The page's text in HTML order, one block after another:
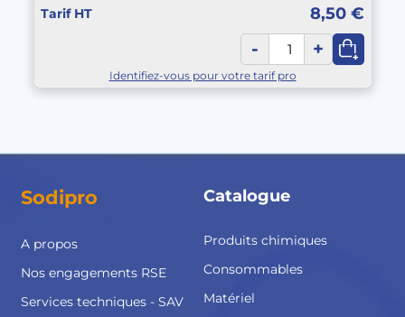
Tarif HT 8,50 €
- +
Identifiez-vous pour votre tarif pro
Sodipro
A propos
Nos engagements RSE
Services techniques - SAV
Catalogue
Produits chimiques
Consommables
Matériel